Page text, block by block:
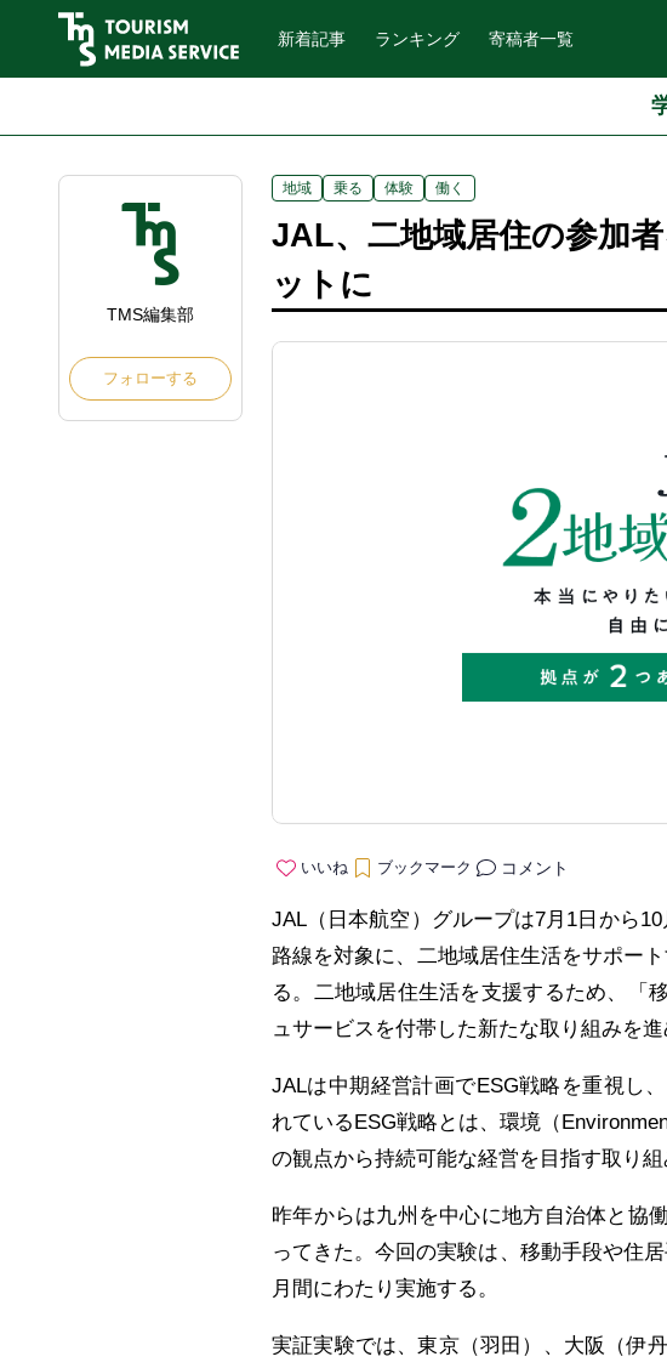
新着記事 ランキング 寄稿者一覧
TMS編集部
フォローする
地域 乗る 体験 働く
JAL、二地域居住の参加
ットに
いいね ブックマーク コメント
JAL（日本航空）グループは7月1日から
路線を対象に、二地域居住生活をサポー
る。二地域居住生活を支援するため、「
ュサービスを付帯した新たな取り組みを進
JALは中期経営計画でESG戦略を重視し
れているESG戦略とは、環境（
の観点から持続可能な経営を目指す取り組
昨年からは九州を中心に地方自治体と協
ってきた。今回の実験は、移動手段や住
月間にわたり実施する。
実証実験では、東京（羽田）、大阪（伊